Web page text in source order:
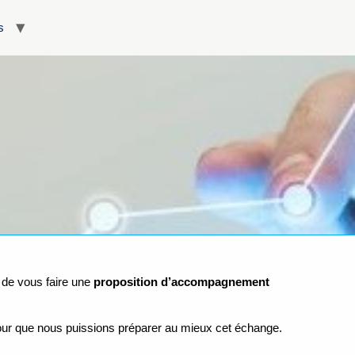
vous faire une proposition d’accompagnement
que nous puissions préparer au mieux cet échange.